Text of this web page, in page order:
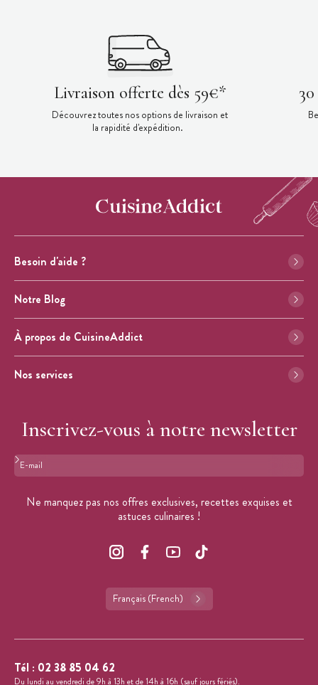
Livraison offerte dès 59€*
Découvrez toutes nos options de livraison et
la rapidité d'expédition.
Besoin d'aide ?
Notre Blog
À propos de CuisineAddict
Nos services
Inscrivez-vous à notre newsletter
Format : adresse@email.com
Ne manquez pas nos offres exclusives, recettes exquises et
astuces culinaires !
Français (French)
Tél : 02 38 85 04 62
Du lundi au vendredi de 9h à 13h et de 14h à 16h (sauf jours fériés).